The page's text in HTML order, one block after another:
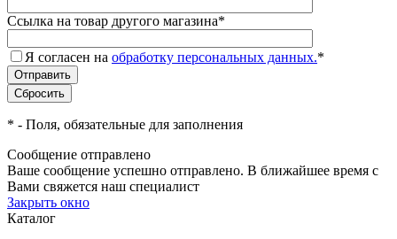
Ссылка на товар другого магазина*
Я согласен на обработку персональных данных.*
* - Поля, обязательные для заполнения
Сообщение отправлено
Ваше сообщение успешно отправлено. В ближайшее время с
Вами свяжется наш специалист
Закрыть окно
Каталог